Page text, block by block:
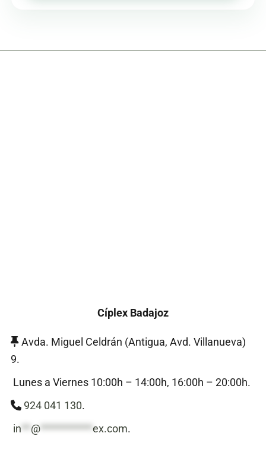
Cíplex Badajoz
Avda. Miguel Celdrán (Antigua, Avd. Villanueva)
9.
Lunes a Viernes 10:00h – 14:00h, 16:00h – 20:00h.
924 041 130.
in**@***********ex.com.